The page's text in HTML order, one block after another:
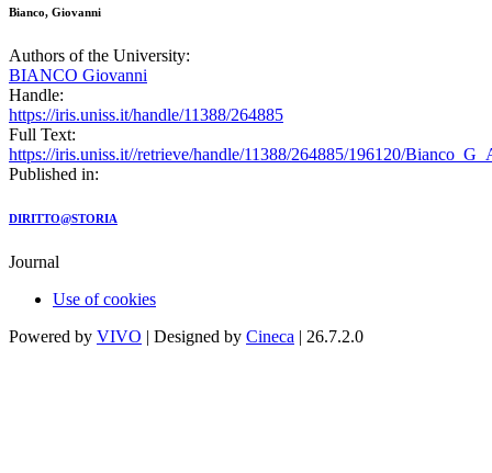
Bianco, Giovanni
Authors of the University:
BIANCO Giovanni
Handle:
https://iris.uniss.it/handle/11388/264885
Full Text:
https://iris.uniss.it//retrieve/handle/11388/264885/196120/
Published in:
DIRITTO@STORIA
Journal
Use of cookies
Powered by VIVO | Designed by Cineca | 26.7.2.0